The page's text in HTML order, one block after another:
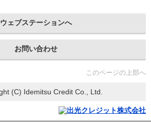
ウェブステーションへ
お問い合わせ
このページの上部へ